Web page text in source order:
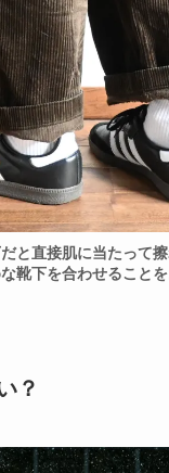
と直接肌に当たって
靴下を合わせることを
？